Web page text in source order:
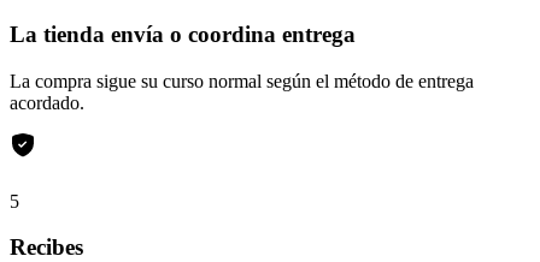
La tienda envía o coordina entrega
La compra sigue su curso normal según el método de entrega
acordado.
5
Recibes